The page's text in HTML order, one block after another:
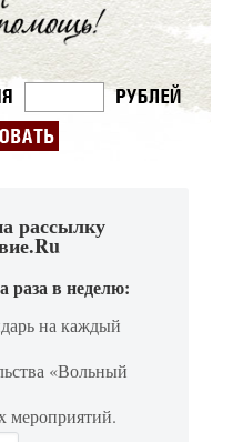
рассылку
раза в неделю:
на каждый
«Вольный
мероприятий.